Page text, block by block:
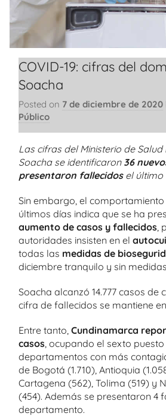
COVID-19: cifras del
Soacha
Posted on 7 de diciembre de 2020
Público
Las cifras del Ministerio de Salud
Soacha se identificaron 36
presentaron fallecidos el último
Sin embargo, el
últimos días indica que se ha
aumento de casos y fallecidos
autoridades insisten en el
todas las medidas de
diciembre tranquilo y sin
Soacha alcanzó 14.777 casos de
cifra de fallecidos se mantiene
Entre tanto, Cundinamarca
casos , ocupando el sexto
departamentos con más
de Bogotá (1.710), Antioquia
Cartagena (562), Tolima (519) y
(454). Además se presentaron 4
departamento.